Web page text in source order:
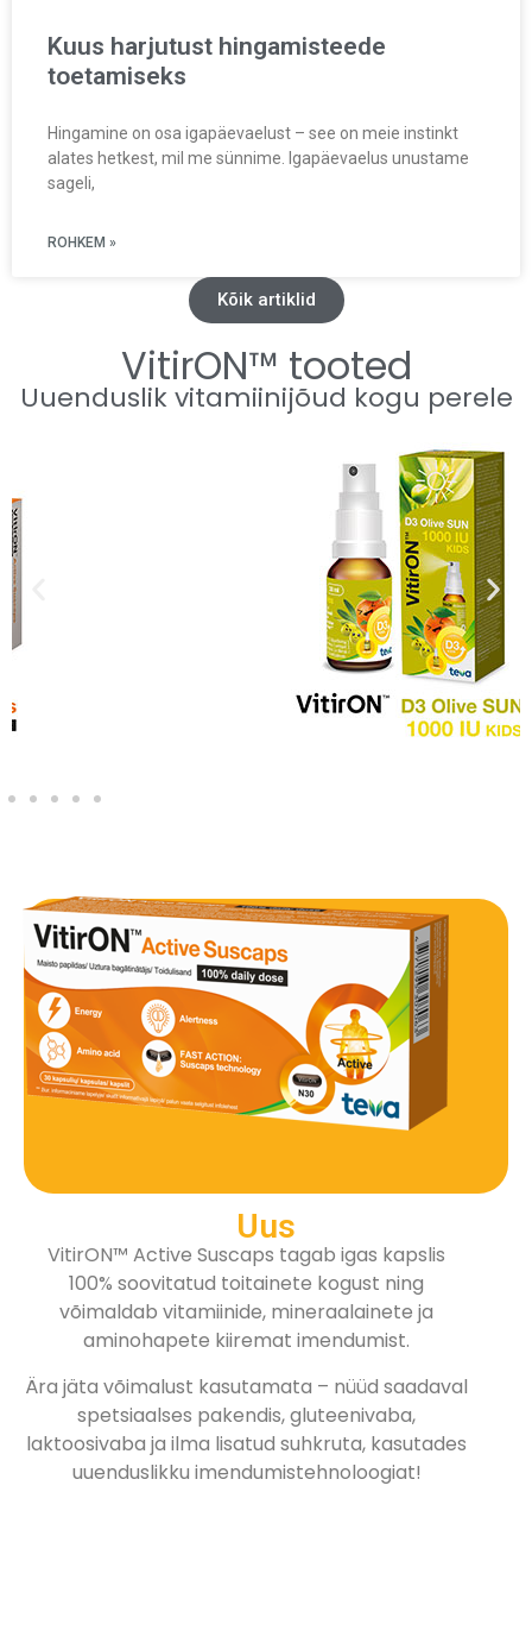
Kuus harjutust hingamisteede
toetamiseks
Hingamine on osa igapäevaelust – see on meie instinkt
alates hetkest, mil me sünnime. Igapäevaelus unustame
sageli,
ROHKEM »
Kõik artiklid
VitirON™ tooted
Uuenduslik vitamiinijõud kogu perele
Uus
VitirON™ Active Suscaps tagab igas kapslis
100% soovitatud toitainete kogust ning
võimaldab vitamiinide, mineraalainete ja
aminohapete kiiremat imendumist.
Ära jäta võimalust kasutamata – nüüd saadaval
spetsiaalses pakendis, gluteenivaba,
laktoosivaba ja ilma lisatud suhkruta, kasutades
uuenduslikku imendumistehnoloogiat!